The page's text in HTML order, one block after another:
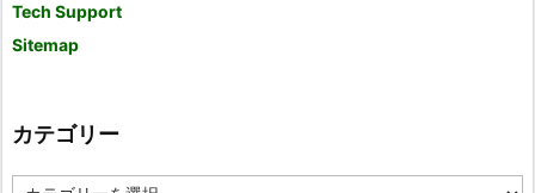
Tech Support
Sitemap
カテゴリー